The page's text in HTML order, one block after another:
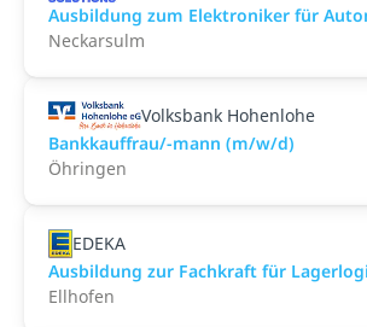
Ausbildung zum Elektroniker für
Neckarsulm
Volksbank Hohenlohe
Bankkauffrau/-mann (m/w/d)
Öhringen
EDEKA
Ausbildung zur Fachkraft für
Ellhofen